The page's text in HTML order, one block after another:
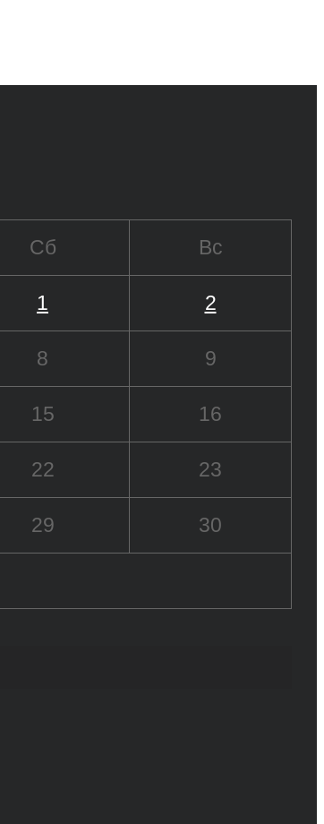
Сб Вс
1 2
8 9
15 16
22 23
29 30